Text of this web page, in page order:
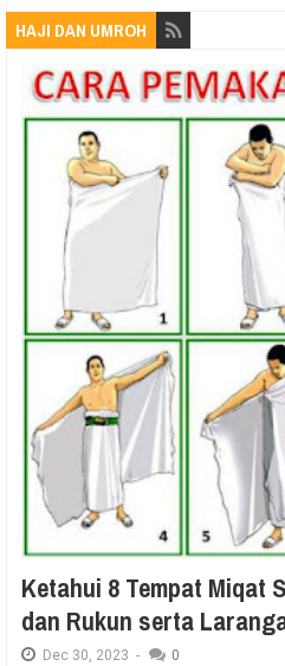
HAJI DAN UMROH
Ketahui 8 Tempat Miqat
dan Rukun serta
Dec 30, 2023 - 0